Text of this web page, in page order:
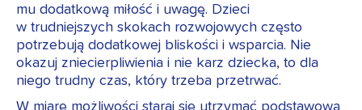
mu dodatkową miłość i uwagę. Dzieci
w trudniejszych skokach rozwojowych często
potrzebują dodatkowej bliskości i wsparcia. Nie
okazuj zniecierpliwienia i nie karz dziecka, to dla
niego trudny czas, który trzeba przetrwać.
W miarę możliwości staraj się utrzymać podstawową